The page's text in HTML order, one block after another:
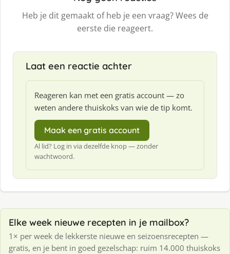
Heb je dit gemaakt of heb je een vraag? Wees de
eerste die reageert.
Laat een reactie achter
Reageren kan met een gratis account — zo
weten andere thuiskoks van wie de tip komt.
Maak een gratis account
Al lid? Log in via dezelfde knop — zonder
wachtwoord.
Elke week nieuwe recepten in je mailbox?
1× per week de lekkerste nieuwe en seizoensrecepten —
gratis, en je bent in goed gezelschap: ruim 14.000 thuiskoks